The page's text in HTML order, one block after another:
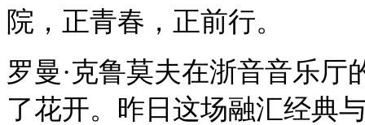
院，正青春，正前行。
罗曼·克鲁莫夫在浙音音乐
了花开。昨日这场融汇经典